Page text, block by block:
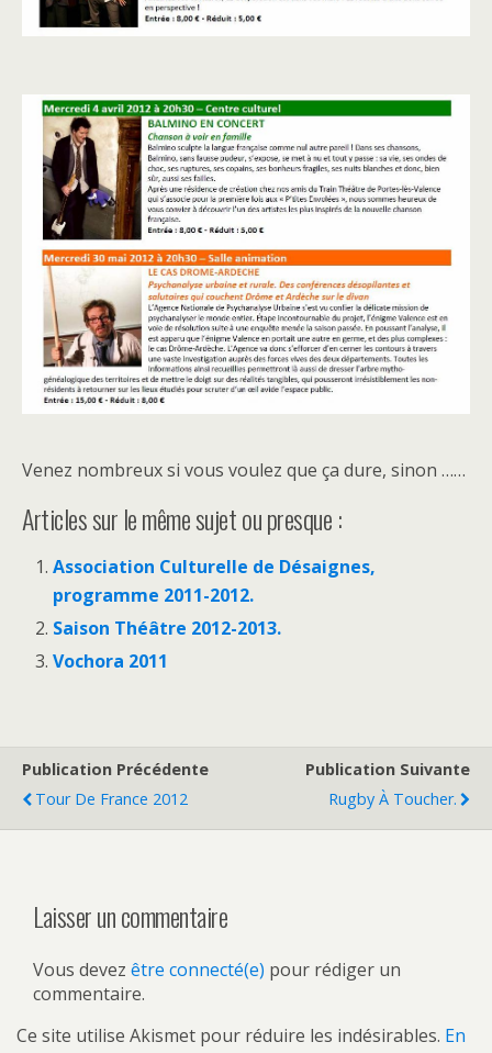
Venez nombreux si vous voulez que ça dure, sinon ……
Articles sur le même sujet ou presque :
Association Culturelle de Désaignes,
programme 2011-2012.
Saison Théâtre 2012-2013.
Vochora 2011
Publication Précédente
Tour De France 2012
Publication Suivante
Rugby À Toucher.
Laisser un commentaire
Vous devez être connecté(e) pour rédiger un
commentaire.
Ce site utilise Akismet pour réduire les indésirables. En